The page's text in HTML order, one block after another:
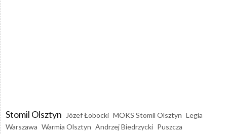
Stomil Olsztyn Józef Łobocki MOKS Stomil Olsztyn Legia
Warszawa Warmia Olsztyn Andrzej Biedrzycki Puszcza